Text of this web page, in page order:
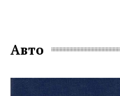
Авто